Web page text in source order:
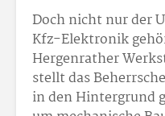
Doch nicht nur der
Kfz-Elektronik
Hergenrather
stellt das
in den Hintergrund